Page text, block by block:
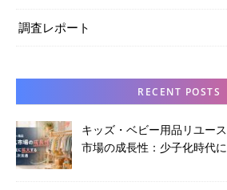
調査レポート
RECENT POSTS
キッズ・ベビー用品リユース
市場の成長性：少子化時代に